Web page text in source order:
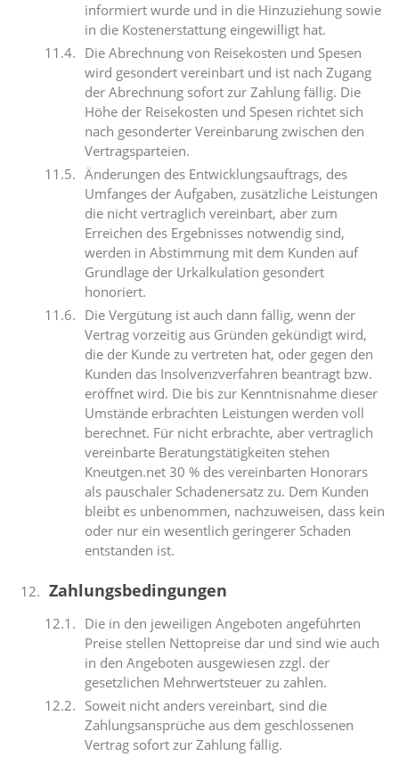
informiert wurde und in die Hinzuziehung sowie
in die Kostenerstattung eingewilligt hat.
Die Abrechnung von Reisekosten und Spesen
wird gesondert vereinbart und ist nach Zugang
der Abrechnung sofort zur Zahlung fällig. Die
Höhe der Reisekosten und Spesen richtet sich
nach gesonderter Vereinbarung zwischen den
Vertragsparteien.
Änderungen des Entwicklungsauftrags, des
Umfanges der Aufgaben, zusätzliche Leistungen
die nicht vertraglich vereinbart, aber zum
Erreichen des Ergebnisses notwendig sind,
werden in Abstimmung mit dem Kunden auf
Grundlage der Urkalkulation gesondert
honoriert.
Die Vergütung ist auch dann fällig, wenn der
Vertrag vorzeitig aus Gründen gekündigt wird,
die der Kunde zu vertreten hat, oder gegen den
Kunden das Insolvenzverfahren beantragt bzw.
eröffnet wird. Die bis zur Kenntnisnahme dieser
Umstände erbrachten Leistungen werden voll
berechnet. Für nicht erbrachte, aber vertraglich
vereinbarte Beratungstätigkeiten stehen
Kneutgen.net 30 % des vereinbarten Honorars
als pauschaler Schadenersatz zu. Dem Kunden
bleibt es unbenommen, nachzuweisen, dass kein
oder nur ein wesentlich geringerer Schaden
entstanden ist.
Zahlungsbedingungen
Die in den jeweiligen Angeboten angeführten
Preise stellen Nettopreise dar und sind wie auch
in den Angeboten ausgewiesen zzgl. der
gesetzlichen Mehrwertsteuer zu zahlen.
Soweit nicht anders vereinbart, sind die
Zahlungsansprüche aus dem geschlossenen
Vertrag sofort zur Zahlung fällig.